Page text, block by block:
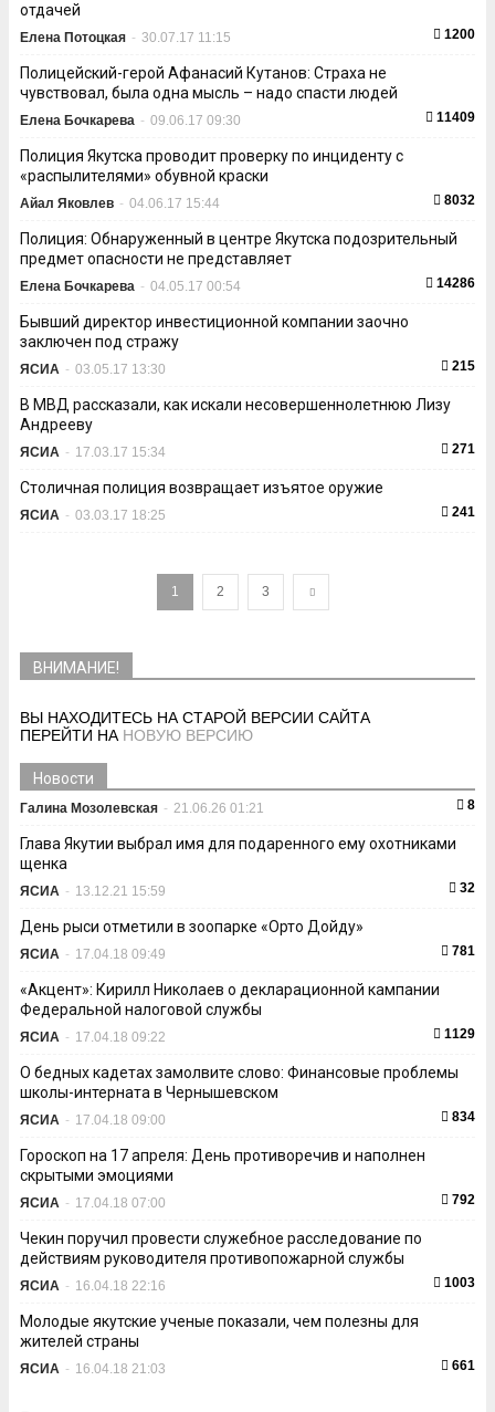
отдачей
Елена Потоцкая - 30.07.17 11:15 1200
Полицейский-герой Афанасий Кутанов: Страха не
чувствовал, была одна мысль – надо спасти людей
Елена Бочкарева - 09.06.17 09:30 11409
Полиция Якутска проводит проверку по инциденту с
«распылителями» обувной краски
Айал Яковлев - 04.06.17 15:44 8032
Полиция: Обнаруженный в центре Якутска подозрительный
предмет опасности не представляет
Елена Бочкарева - 04.05.17 00:54 14286
Бывший директор инвестиционной компании заочно
заключен под стражу
ЯСИА - 03.05.17 13:30 215
В МВД рассказали, как искали несовершеннолетнюю Лизу
Андрееву
ЯСИА - 17.03.17 15:34 271
Столичная полиция возвращает изъятое оружие
ЯСИА - 03.03.17 18:25 241
1 2 3
ВНИМАНИЕ!
ВЫ НАХОДИТЕСЬ НА СТАРОЙ ВЕРСИИ САЙТА
ПЕРЕЙТИ НА НОВУЮ ВЕРСИЮ
Новости
Галина Мозолевская - 21.06.26 01:21 8
Глава Якутии выбрал имя для подаренного ему охотниками
щенка
ЯСИА - 13.12.21 15:59 32
День рыси отметили в зоопарке «Орто Дойду»
ЯСИА - 17.04.18 09:49 781
«Акцент»: Кирилл Николаев о декларационной кампании
Федеральной налоговой службы
ЯСИА - 17.04.18 09:22 1129
О бедных кадетах замолвите слово: Финансовые проблемы
школы-интерната в Чернышевском
ЯСИА - 17.04.18 09:00 834
Гороскоп на 17 апреля: День противоречив и наполнен
скрытыми эмоциями
ЯСИА - 17.04.18 07:00 792
Чекин поручил провести служебное расследование по
действиям руководителя противопожарной службы
ЯСИА - 16.04.18 22:16 1003
Молодые якутские ученые показали, чем полезны для
жителей страны
ЯСИА - 16.04.18 21:03 661